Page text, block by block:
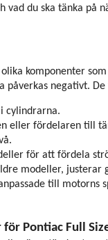
vad du ska tänka på
komponenter
påverkas negativt.
cylindrarna.
eller fördelaren till
för att fördela
modeller, justerar
till motorns
Pontiac Full